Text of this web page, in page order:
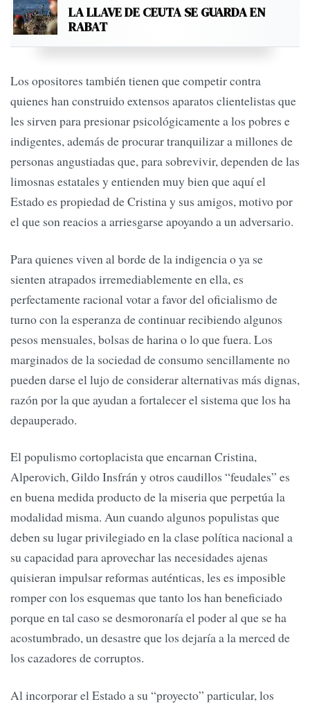
LA LLAVE DE CEUTA SE GUARDA EN
RABAT
Los opositores también tienen que competir contra
quienes han construido extensos aparatos clientelistas que
les sirven para presionar psicológicamente a los pobres e
indigentes, además de procurar tranquilizar a millones de
personas angustiadas que, para sobrevivir, dependen de las
limosnas estatales y entienden muy bien que aquí el
Estado es propiedad de Cristina y sus amigos, motivo por
el que son reacios a arriesgarse apoyando a un adversario.
Para quienes viven al borde de la indigencia o ya se
sienten atrapados irremediablemente en ella, es
perfectamente racional votar a favor del oficialismo de
turno con la esperanza de continuar recibiendo algunos
pesos mensuales, bolsas de harina o lo que fuera. Los
marginados de la sociedad de consumo sencillamente no
pueden darse el lujo de considerar alternativas más dignas,
razón por la que ayudan a fortalecer el sistema que los ha
depauperado.
El populismo cortoplacista que encarnan Cristina,
Alperovich, Gildo Insfrán y otros caudillos “feudales” es
en buena medida producto de la miseria que perpetúa la
modalidad misma. Aun cuando algunos populistas que
deben su lugar privilegiado en la clase política nacional a
su capacidad para aprovechar las necesidades ajenas
quisieran impulsar reformas auténticas, les es imposible
romper con los esquemas que tanto los han beneficiado
porque en tal caso se desmoronaría el poder al que se ha
acostumbrado, un desastre que los dejaría a la merced de
los cazadores de corruptos.
Al incorporar el Estado a su “proyecto” particular, los